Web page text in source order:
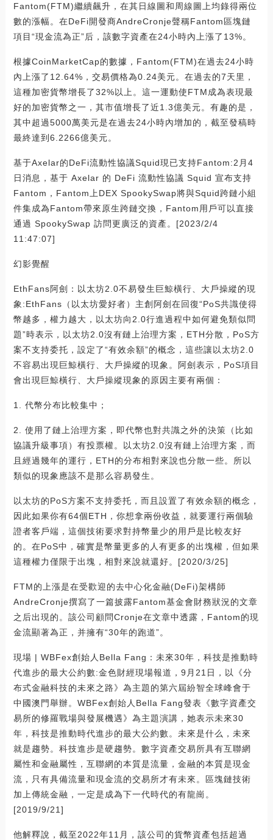
Fantom(FTM)繼續飆升，在其日線圖和周線圖上均錄得兩位
數的漲幅。在DeFi開發商AndreCronje聲稱Fantom區塊鏈
項目“現金流為正”后，該數字資產在24小時內上漲了13%。
根據CoinMarketCap的數據，Fantom(FTM)在過去24小時
內上漲了12.64%，交易價格為0.24美元。在過去的7天里，
這種加密貨幣增長了32%以上。這一運動使FTM成為表現最
好的加密貨幣之一，其市值增長了近1.3億美元。有趣的是，
其中超過5000萬美元是在過去24小時內增加的，截至發稿時
最終達到6.2266億美元。
基于Axelar的DeFi流動性協議Squid現已支持Fantom:2月4
日消息，基于 Axelar 的 DeFi 流動性協議 Squid 宣布支持
Fantom，Fantom上DEX SpookySwap將與Squid跨鏈小組
件集成為Fantom帶來原生跨鏈交換，Fantom用戶可以直接
通過 SpookySwap 訪問更廣泛的資產。[2023/2/4
11:47:07]
幻影覺醒
EthFans阿劍：以太坊2.0不易發生巨鯨橫行、大戶操縱的現
象:EthFans（以太坊愛好者）主創阿劍在回復“PoS共識使得
幣越多，權力越大，以太坊向2.0行進過程中如何避免類似問
題”時表示，以太坊2.0沒有鏈上治理方案，ETH分散，PoS方
案不支持委托，設定了“有效余額”的概念，這些讓以太坊2.0
不容易出現巨鯨橫行、大戶操縱的現象。阿劍表示，PoS項目
會出現巨鯨橫行、大戶操縱現象的原因主要有兩個：
1. 代幣分布比較集中；
2. 使用了鏈上治理方案，即代幣也對共識之外的決策（比如
協議升級事項）有投票權。以太坊2.0沒有鏈上治理方案，而
且經過幾年的運行，ETH的分布相對來說也分散一些。所以
類似的現象應該不是那么容易發生。
以太坊的PoS方案不支持委托，而且設置了有效余額的概念，
因此如果你有64個ETH，你想拿兩份收益，就要運行兩個驗
證者客戶端，這個技術要求對持幣量少的用戶是比較友好
的。在PoS中，確實是幣量更多的人有更多的出塊權，但如果
這種權力僅限于出塊，相對來說就還好。[2020/3/25]
FTM的上漲是在受歡迎的去中心化金融(DeFi)架構師
AndreCronje撰寫了一篇披露Fantom基金會財務狀況的文章
之后出現的。該公司顧問Cronje在文章中透露，Fantom的現
金流顯著為正，并擁有“30年的跑道”。
現場 | WBFex創始人Bella Fang：未來30年，科技是推動時
代進步的最大公約數:金色財經現場報道，9月21日，以《分
布式金融科技的未來之路》為主題的第六屆紛智全球峰會于
中國澳門舉辦。WBFex創始人Bella Fang發表《數字資產交
易所的修羅戰場與發展機遇》為主題演講，她表示未來30
年，科技是推動時代進步的最大公約數。未來是什么，未來
就是趨勢。科技進步是硬趨勢。數字資產交易所具有互聯網
屬性和金融屬性，互聯網的本質是流量，金融的本質是現金
流，只有具備流量和現金流的交易所才有未來。區塊鏈技術
加上傳統金融，一定是成為下一代時代的有龍崗。
[2019/9/21]
他解釋說，截至2022年11月，該公司的貨幣資產包括超過